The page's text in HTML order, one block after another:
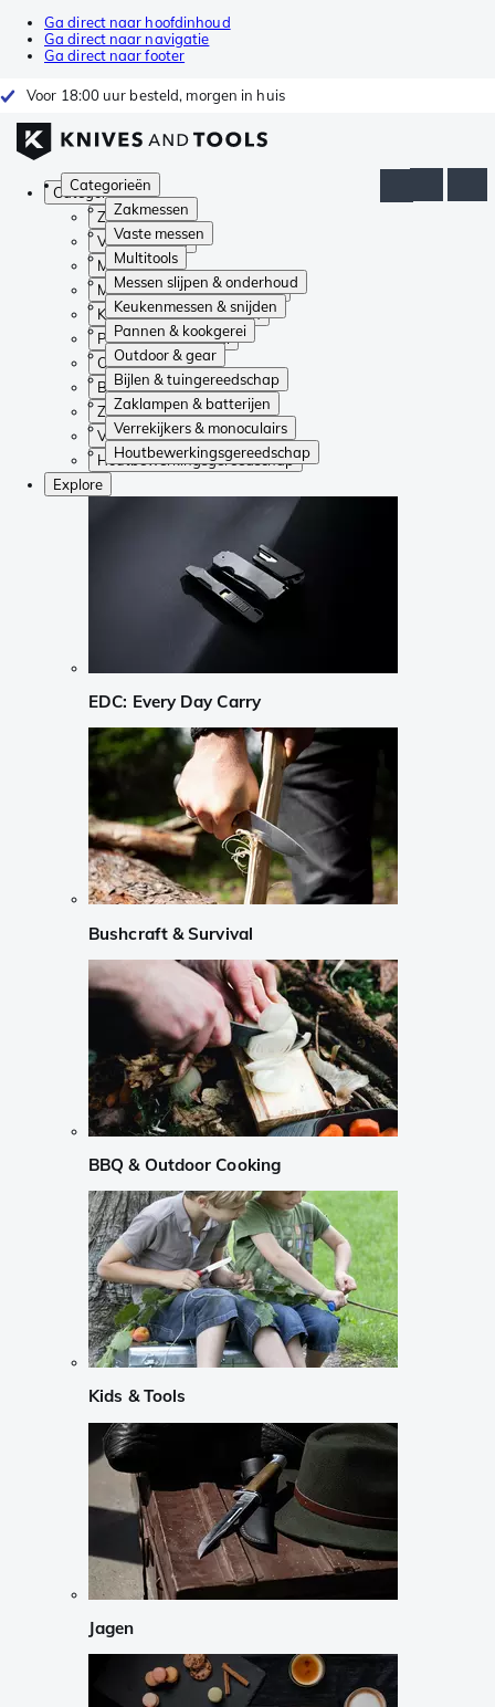
Ga direct naar hoofdinhoud
Ga direct naar navigatie
Ga direct naar footer
Voor 18:00 uur besteld, morgen in huis
Categorieën
Zakmessen
Vaste messen
Multitools
Messen slijpen & onderhoud
Keukenmessen & snijden
Pannen & kookgerei
Outdoor & gear
Bijlen & tuingereedschap
Zaklampen & batterijen
Verrekijkers & monoculairs
Houtbewerkingsgereedschap
Categorieën
Zakmessen
Vaste messen
Multitools
Messen slijpen & onderhoud
Keukenmessen & snijden
Pannen & kookgerei
Outdoor & gear
Bijlen & tuingereedschap
Zaklampen & batterijen
Verrekijkers & monoculairs
Houtbewerkingsgereedschap
Explore
EDC: Every Day Carry
Bushcraft & Survival
BBQ & Outdoor Cooking
Kids & Tools
Jagen